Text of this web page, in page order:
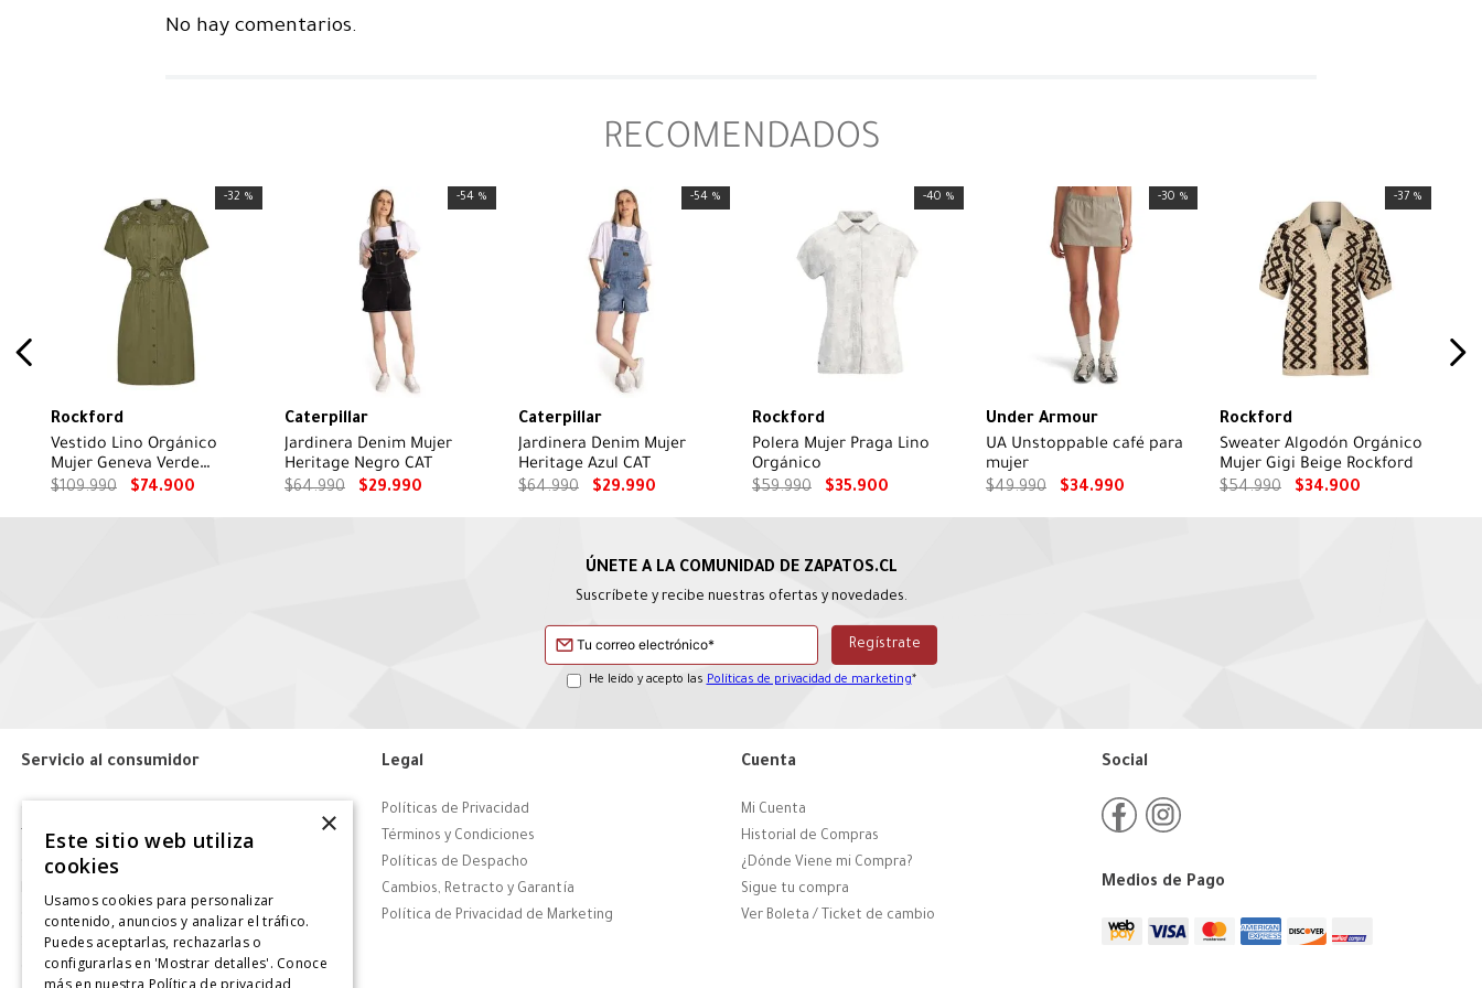
No hay comentarios.
RECOMENDADOS
-32 %
Rockford
Vestido Lino Orgánico
Mujer Geneva Verde
Rockford
$109.990 $74.900
-54 %
Caterpillar
Jardinera Denim Mujer
Heritage Negro CAT
$64.990 $29.990
-54 %
Caterpillar
Jardinera Denim Mujer
Heritage Azul CAT
$64.990 $29.990
-40 %
Rockford
Polera Mujer Praga Lino
Orgánico
$59.990 $35.900
-30 %
Under Armour
UA Unstoppable café para
mujer
$49.990 $34.990
-37 %
Rockford
Sweater Algodón Orgánico
Mujer Gigi Beige Rockford
$54.990 $34.900
Suscríbete y recibe nuestras ofertas y novedades.
He leído y acepto las Políticas de privacidad de marketing*
Servicio al consumidor
Tiendas
Contáctanos
Giftcard
Solicitar Factura
CyberDay
Legal
Políticas de Privacidad
Términos y Condiciones
Políticas de Despacho
Cambios, Retracto y Garantía
Política de Privacidad de Marketing
Cuenta
Mi Cuenta
Historial de Compras
¿Dónde Viene mi Compra?
Sigue tu compra
Ver Boleta / Ticket de cambio
Social
Medios de Pago
×
Este sitio web utiliza
cookies
Usamos cookies para personalizar
contenido, anuncios y analizar el tráfico.
Puedes aceptarlas, rechazarlas o
configurarlas en 'Mostrar detalles'. Conoce
más en nuestra Política de privacidad